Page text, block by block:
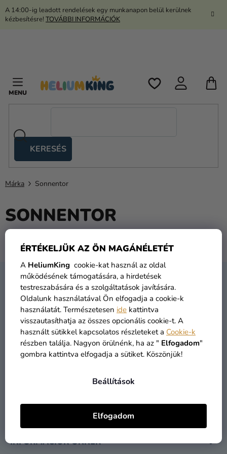
ÉRTÉKELJÜK AZ ÖN MAGÁNÉLETÉT
A HeliumKing cookie-kat használ az oldal
működésének támogatására, a hirdetések
testreszabására és a szolgáltatások javítására.
Oldalunk használatával Ön elfogadja a cookie-k
használatát. Természetesen ide kattintva
visszautasíthatja az összes opcionális cookie-t. A
használt sütikkel kapcsolatos részleteket a Cookie-k
részben találja. Nagyon örülnénk, ha az " Elfogadom"
gombra kattintva elfogadja a sütiket. Köszönjük!
Beállítások
Elfogadom
Ugrás
A 14:00-ig leadott rendelések egy munkanapon belül kerülnek
kézbesítésre! TOVÁBBI INFORMÁCIÓK
KERESÉS
sátrak
Kanekalon
Hélium
és
Esküvő
Party
Dekoráció
és
kiegészítők
Jelmezek
Ruházat
Ünnepek
Márka Sonnentor
SONNENTOR
A márka Sonnentor semmilyen terméke nem található...
KAPCSOLAT
info@heliumking.hu
INFORMÁCIÓK ÖNNEK